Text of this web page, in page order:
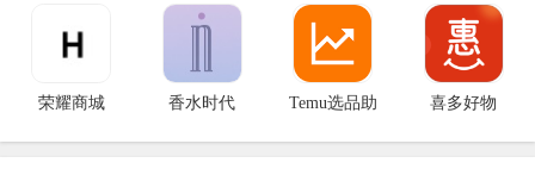
荣耀商城 香水时代 Temu选品助 ‎喜多好物